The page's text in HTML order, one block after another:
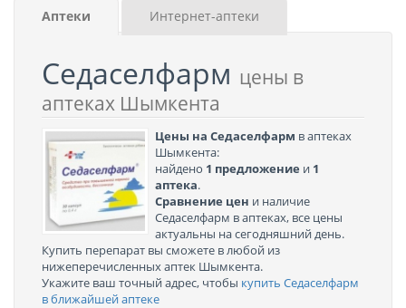
Аптеки Интернет-аптеки
Седаселфарм цены в
аптеках Шымкента
Цены на Седаселфарм в аптеках
Шымкента:
найдено 1 предложение и 1
аптека.
Сравнение цен и наличие
Седаселфарм в аптеках, все цены
актуальны на сегодняшний день.
Купить перепарат вы сможете в любой из
нижеперечисленных аптек Шымкента.
Укажите ваш точный адрес, чтобы купить Седаселфарм
в ближайшей аптеке